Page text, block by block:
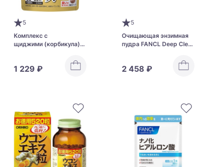
5
Комплекс с
щиджими (корбикула)
желчного пузыря Orihiro
Liver Extract + Shijimi +
1 229 ₽
5
Очищающая энзимная
пудра FANCL Deep Clear
2 458 ₽